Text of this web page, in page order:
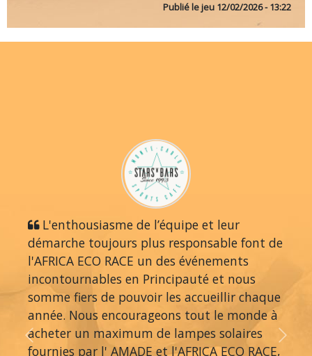
Publié lejeu 12/02/2026 - 13:22
L'enthousiasme de l’équipe et leur
démarche toujours plus responsable font de
l'AFRICA ECO RACE un des événements
incontournables en Principauté et nous
somme fiers de pouvoir les accueillir chaque
année. Nous encourageons tout le monde à
acheter un maximum de lampes solaires
fournies par l' AMADE et l'AFRICA ECO RACE,
Previous Next